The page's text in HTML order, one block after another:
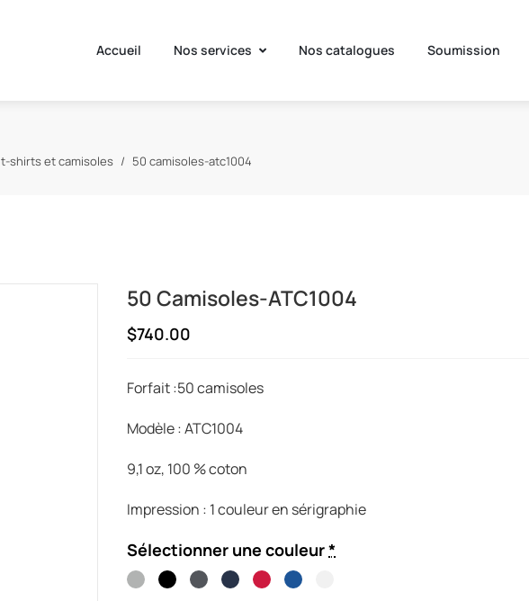
Accueil Nos services Nos catalogues Soumission
t-shirts et camisoles 50 camisoles-atc1004
50 Camisoles-ATC1004
$740.00
Forfait :50 camisoles
Modèle : ATC1004
9,1 oz, 100 % coton
Impression : 1 couleur en sérigraphie
Sélectionner une couleur*